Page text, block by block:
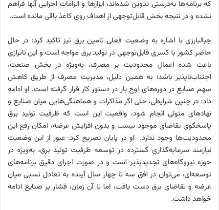
که برنامه‌ها به‌درستی تدوین شده‌اند، ابزارها و الزامات اجرایی آنها فراهم
نشده و در نتیجه بخش قابل‌توجهی از اهداف روی کاغذ باقی مانده است.
جبالبارزی با اشاره به وضعیت فعلی تامین برق نیز تاکید کرد: در حال
حاضر کشور با کسری قابل‌توجهی در تولید برق مواجه است و این ناترازی
باعث شده اعمال محدودیت بر مصرف، به‌ویژه در بخش صنعت،
اجتناب‌ناپذیر باشد؛ به همین دلیل، مدیریت مصرف از طریق کاهش
سهم صنایع در دوره‌های اوج بار در دستور کار قرار گرفته است. او ادامه
داد: در چنین شرایطی، حتی اگر مذاکرات و هماهنگی‌هایی میان صنایع و
نهادهای متولی انجام شود، واقعیت این است که ظرفیت تولید برق
پاسخگوی تقاضای موجود نیست و بدون افزایش عرضه، امکان رفع این
محدودیت‌ها وجود ندارد. او در پایان تصریح کرد: عبور از این وضعیت
نیازمند سرمایه‌گذاری گسترده در توسعه ظرفیت تولید برق، به‌ویژه در
حوزه نیروگاه‌های تجدیدپذیر است و در صورت اجرای دقیق برنامه‌های
توسعه‌ای، می‌توان در افق سه تا چهار سال آینده به تعادل نسبی میان
عرضه و تقاضای برق دست یافت، اما تا آن زمان، فشار بر صنایع ادامه
خواهد داشت.